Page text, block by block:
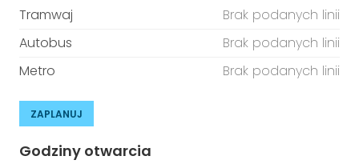
Tramwaj
Brak podanych linii
Autobus
Brak podanych linii
Metro
Brak podanych linii
ZAPLANUJ
Godziny otwarcia